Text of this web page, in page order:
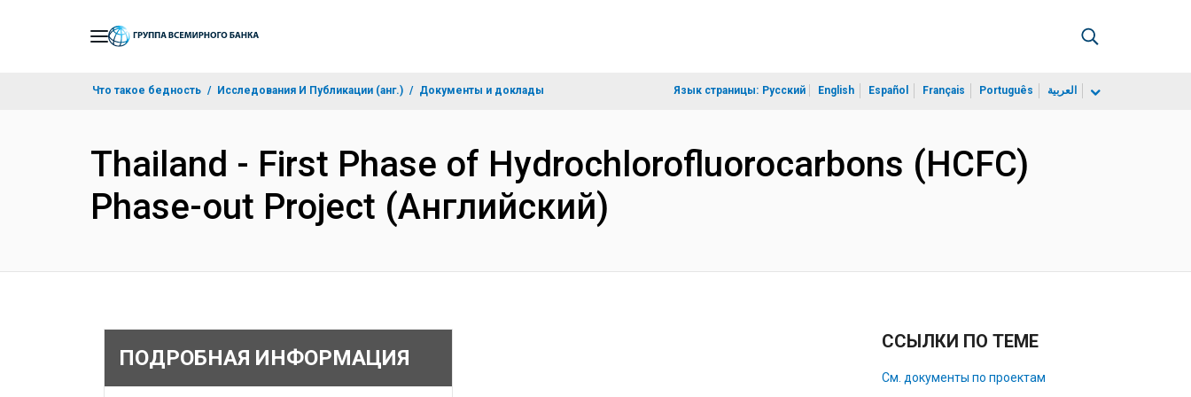
Что такое бедность Исследования И Публикации (анг.) Документы и доклады Язык страницы: Русский English Español Français Português العربية
Thailand - First Phase of Hydrochlorofluorocarbons (HCFC)
Phase-out Project (Английский)
ПОДРОБНАЯ ИНФОРМАЦИЯ
ССЫЛКИ ПО ТЕМЕ
См. документы по проектам